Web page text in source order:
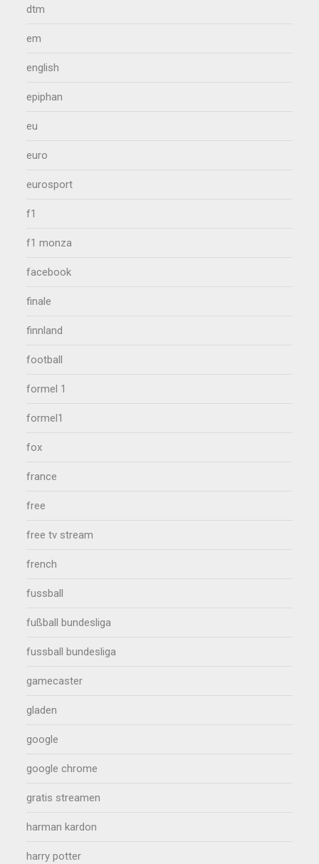
dtm
em
english
epiphan
eu
euro
eurosport
f1
f1 monza
facebook
finale
finnland
football
formel 1
formel1
fox
france
free
free tv stream
french
fussball
fußball bundesliga
fussball bundesliga
gamecaster
gladen
google
google chrome
gratis streamen
harman kardon
harry potter